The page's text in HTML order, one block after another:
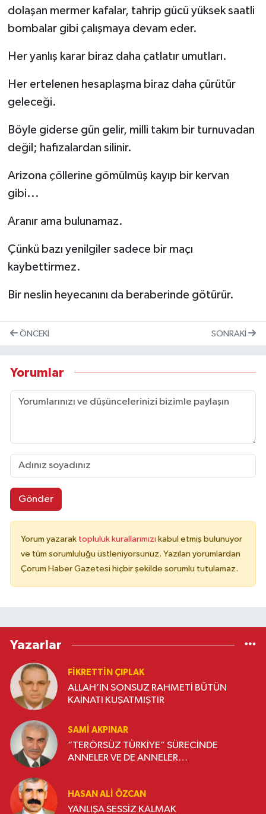
dolaşan mermer kafalar, tahrip gücü yüksek saatli
bombalar gibi çalışmaya devam eder.
Her yanlış karar biraz daha çatlatır umutları.
Her ertelenen hesaplaşma biraz daha çürütür
geleceği.
Böyle giderse gün gelir, milli takım bir turnuvadan
değil; hafızalardan silinir.
Arizona çöllerine gömülmüş kayıp bir kervan
gibi...
Aranır ama bulunamaz.
Çünkü bazı yenilgiler sadece bir maçı
kaybettirmez.
Bir neslin heyecanını da beraberinde götürür.
ÖNCEKI SONRAKI
Yorumlar
Gönder
Yorum yazarak topluluk kurallarımızı kabul etmiş bulunuyor
ve tüm sorumluluğu üstleniyorsunuz. Yazılan yorumlardan
Çorum Haber Gazetesi hiçbir şekilde sorumlu tutulamaz.
Yazarlar
FIKRETTIN ÇIPLAK
ALLAH’IN SONSUZ RAHMETİ BÜTÜN
KAİNATI KUŞATMIŞTIR
SAMI AKPINAR
“TERÖRSÜZ TÜRKİYE” SÜRECİNDE
ANNELER VE DE ANNELER…
HASAN ALI ÖZCAN
YANLIŞA SESSİZ KALMAK